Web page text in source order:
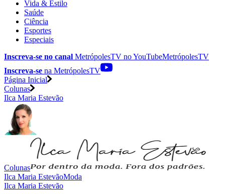
Vida & Estilo
Saúde
Ciência
Esportes
Especiais
Inscreva-se no canal MetrópolesTV noYouTubeMetrópolesTV
Inscreva-se na MetrópolesTV
Página Inicial
Colunas
Ilca Maria Estevão
Colunas
Ilca Maria EstevãoModa
Ilca Maria Estevão